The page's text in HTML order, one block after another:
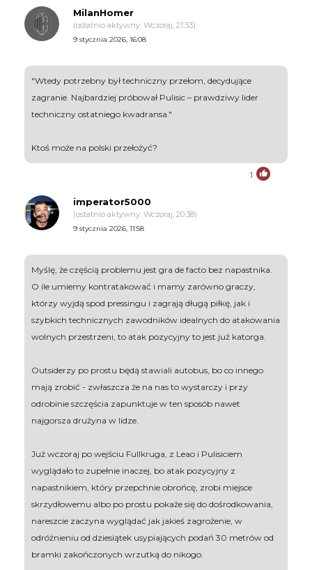
MilanHomer
(ostatnio aktywny: Wczoraj, 21:33)
9 stycznia 2026, 16:08
"Wtedy potrzebny był techniczny przełom, decydujące
zagranie. Najbardziej próbował Pulisic – prawdziwy lider
techniczny ostatniego kwadransa."
Ktoś może na polski przełożyć?
1
imperator5000
(ostatnio aktywny: Wczoraj, 20:38)
9 stycznia 2026, 11:58
Myślę, że częścią problemu jest gra de facto bez napastnika.
O ile umiemy kontratakować i mamy zarówno graczy,
którzy wyjdą spod pressingu i zagrają długą piłkę, jak i
szybkich technicznych zawodników idealnych do atakowania
wolnych przestrzeni, to atak pozycyjny to jest już katorga.
Outsiderzy po prostu będą stawiali autobus, bo co innego
mają zrobić - zwłaszcza że na nas to wystarczy i przy
odrobinie szczęścia zapunktuje w ten sposób nawet
najgorsza drużyna w lidze.
Już wczoraj po wejściu Fullkruga, z Leao i Pulisiciem
wyglądało to zupełnie inaczej, bo atak pozycyjny z
napastnikiem, który przepchnie obrońcę, zrobi miejsce
skrzydłowemu albo po prostu pokaże się do dośrodkowania,
nareszcie zaczyna wyglądać jak jakieś zagrożenie, w
odróżnieniu od dziesiątek usypiających podań 30 metrów od
bramki zakończonych wrzutką do nikogo.